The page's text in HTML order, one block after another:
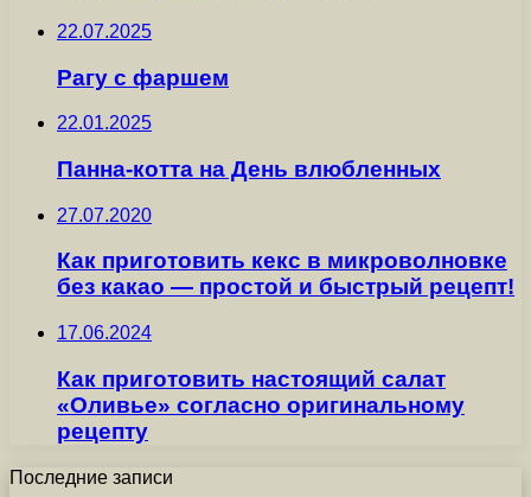
22.07.2025
Рагу с фаршем
22.01.2025
Панна-котта на День влюбленных
27.07.2020
Как приготовить кекс в микроволновке
без какао — простой и быстрый рецепт!
17.06.2024
Как приготовить настоящий салат
«Оливье» согласно оригинальному
рецепту
Последние записи